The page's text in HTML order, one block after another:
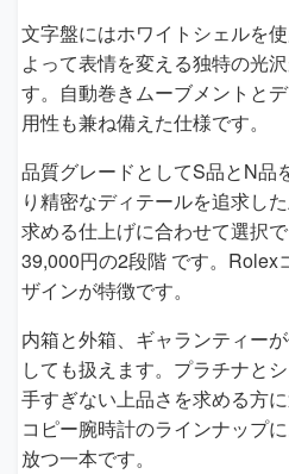
文字盤にはホワイトシェルを
よって表情を変える独特の光
す。自動巻きムーブメントと
用性も兼ね備えた仕様です。
品質グレードとしてS品とN品
り精密なディテールを追求し
求める仕上げに合わせて選択
39,000円の2段階 です。Rolex
ザインが特徴です。
内箱と外箱、ギャランティー
しても扱えます。プラチナと
手すぎない上品さを求める方
コピー腕時計のラインナップ
放つ一本です。